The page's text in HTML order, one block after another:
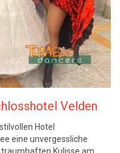
Velden
Hotel
eine unvergessliche